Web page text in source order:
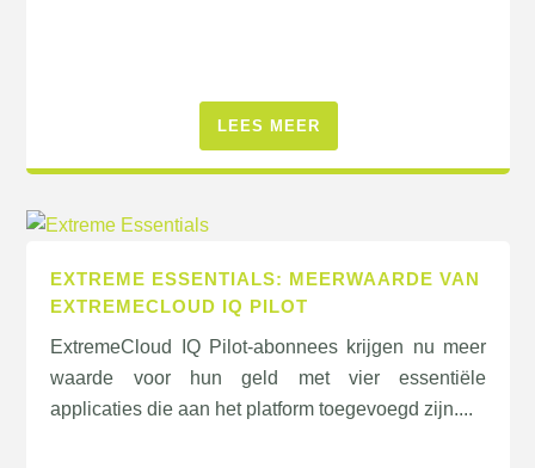
LEES MEER
EXTREME ESSENTIALS: MEERWAARDE VAN
EXTREMECLOUD IQ PILOT
ExtremeCloud IQ Pilot-abonnees krijgen nu meer
waarde voor hun geld met vier essentiële
applicaties die aan het platform toegevoegd zijn....